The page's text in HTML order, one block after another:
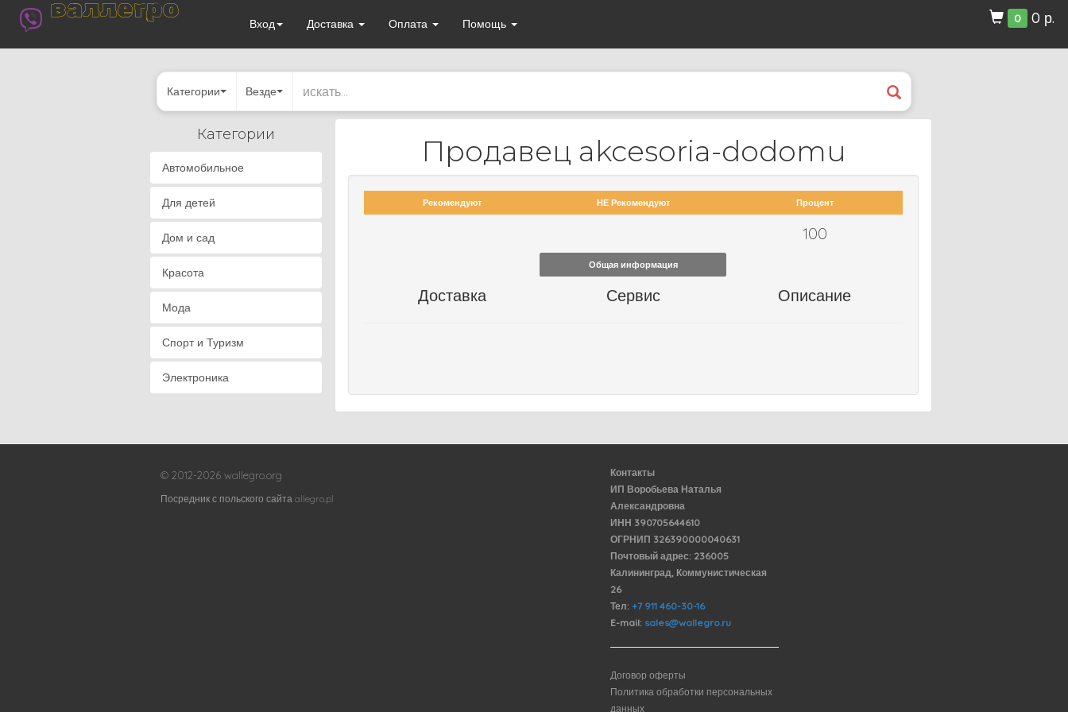
валлегро
Вход Доставка Оплата Помощь 0 0 р.
Категории Везде
Категории
Автомобильное
Для детей
Дом и сад
Красота
Мода
Спорт и Туризм
Электроника
Продавец akcesoria-dodomu
Рекомендуют НЕ Рекомендуют Процент
100
Общая информация
Доставка Сервис Описание
© 2012-2026 wallegro.org
Посредник с польского сайта allegro.pl
Контакты
ИП Воробьева Наталья
Александровна
ИНН 390705644610
ОГРНИП 326390000040631
Почтовый адрес: 236005
Калининград, Коммунистическая
26
Тел: +7 911 460-30-16
E-mail: sales@wallegro.ru
Договор оферты
Политика обработки персональных
данных